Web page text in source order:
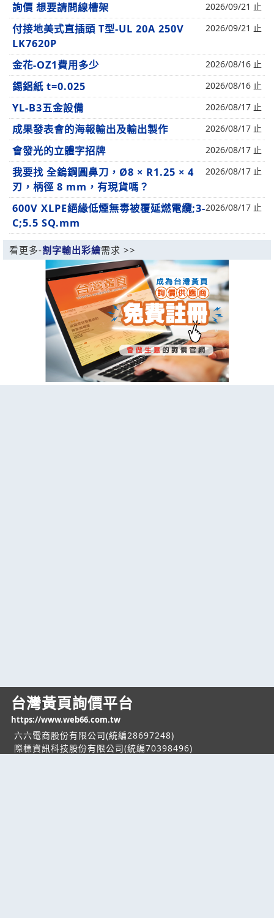
詢價 想要請問線槽架 2026/09/21 止
付接地美式直插頭 T型-UL 20A 250V
LK7620P
2026/09/21 止
金花-OZ1費用多少 2026/08/16 止
錫鋁紙 t=0.025 2026/08/16 止
YL-B3五金設備 2026/08/17 止
成果發表會的海報輸出及輸出製作 2026/08/17 止
會發光的立體字招牌 2026/08/17 止
我要找 全鎢鋼圓鼻刀，Ø8 × R1.25 × 4
刃，柄徑 8 mm，有現貨嗎？
2026/08/17 止
600V XLPE絕緣低煙無毒被覆延燃電纜;3-
C;5.5 SQ.mm
2026/08/17 止
看更多-割字輸出彩繪需求 >>
台灣黃頁詢價平台
https://www.web66.com.tw
六六電商股份有限公司(統編28697248)
際標資訊科技股份有限公司(統編70398496)